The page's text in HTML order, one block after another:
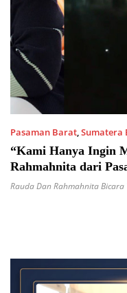
Pasaman Barat,Sumatera
“Kami Hanya Ingin
Rahmahnita dari
Terkait Dugaan
Rauda Dan Rahmahnita